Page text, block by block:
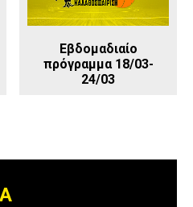
Εβδομαδιαίο
πρόγραμμα 18/03-
24/03